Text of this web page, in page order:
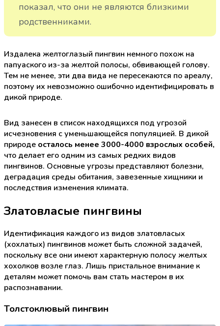
показал, что они не являются близкими
родственниками.
Издалека желтоглазый пингвин немного похож на
папуаского из-за желтой полосы, обвивающей голову.
Тем не менее, эти два вида не пересекаются по ареалу,
поэтому их невозможно ошибочно идентифицировать в
дикой природе.
Вид занесен в список находящихся под угрозой
исчезновения с уменьшающейся популяцией. В дикой
природе осталось менее 3000-4000 взрослых особей,
что делает его одним из самых редких видов
пингвинов. Основные угрозы представляют болезни,
деградация среды обитания, завезенные хищники и
последствия изменения климата.
Златовласые пингвины
Идентификация каждого из видов златовласых
(хохлатых) пингвинов может быть сложной задачей,
поскольку все они имеют характерную полосу желтых
хохолков возле глаз. Лишь пристальное внимание к
деталям может помочь вам стать мастером в их
распознавании.
Толстоклювый пингвин